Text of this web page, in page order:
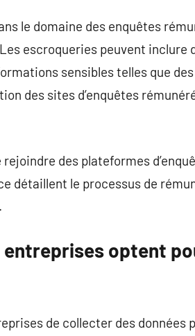
le domaine des enquêtes
escroqueries peuvent inclure
sensibles telles que
des sites d’enquêtes
des plateformes
détaillent le processus de
optent
de collecter des données